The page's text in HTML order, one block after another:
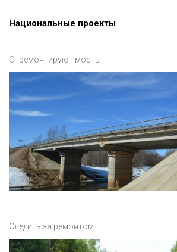
Национальные проекты
Отремонтируют мосты
Следить за ремонтом